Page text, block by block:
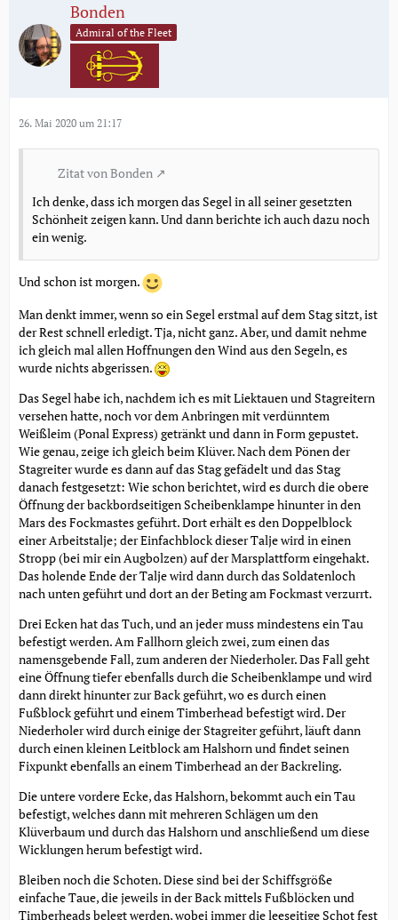
Bonden
Admiral of the Fleet
26. Mai 2020 um 21:17
Zitat von Bonden
Ich denke, dass ich morgen das Segel in all seiner gesetzten
Schönheit zeigen kann. Und dann berichte ich auch dazu noch
ein wenig.
Und schon ist morgen.
Man denkt immer, wenn so ein Segel erstmal auf dem Stag sitzt, ist
der Rest schnell erledigt. Tja, nicht ganz. Aber, und damit nehme
ich gleich mal allen Hoffnungen den Wind aus den Segeln, es
wurde nichts abgerissen.
Das Segel habe ich, nachdem ich es mit Liektauen und Stagreitern
versehen hatte, noch vor dem Anbringen mit verdünntem
Weißleim (Ponal Express) getränkt und dann in Form gepustet.
Wie genau, zeige ich gleich beim Klüver. Nach dem Pönen der
Stagreiter wurde es dann auf das Stag gefädelt und das Stag
danach festgesetzt: Wie schon berichtet, wird es durch die obere
Öffnung der backbordseitigen Scheibenklampe hinunter in den
Mars des Fockmastes geführt. Dort erhält es den Doppelblock
einer Arbeitstalje; der Einfachblock dieser Talje wird in einen
Stropp (bei mir ein Augbolzen) auf der Marsplattform eingehakt.
Das holende Ende der Talje wird dann durch das Soldatenloch
nach unten geführt und dort an der Beting am Fockmast verzurrt.
Drei Ecken hat das Tuch, und an jeder muss mindestens ein Tau
befestigt werden. Am Fallhorn gleich zwei, zum einen das
namensgebende Fall, zum anderen der Niederholer. Das Fall geht
eine Öffnung tiefer ebenfalls durch die Scheibenklampe und wird
dann direkt hinunter zur Back geführt, wo es durch einen
Fußblock geführt und einem Timberhead befestigt wird. Der
Niederholer wird durch einige der Stagreiter geführt, läuft dann
durch einen kleinen Leitblock am Halshorn und findet seinen
Fixpunkt ebenfalls an einem Timberhead an der Backreling.
Die untere vordere Ecke, das Halshorn, bekommt auch ein Tau
befestigt, welches dann mit mehreren Schlägen um den
Klüverbaum und durch das Halshorn und anschließend um diese
Wicklungen herum befestigt wird.
Bleiben noch die Schoten. Diese sind bei der Schiffsgröße
einfache Taue, die jeweils in der Back mittels Fußblöcken und
Timberheads belegt werden, wobei immer die leeseitige Schot fest